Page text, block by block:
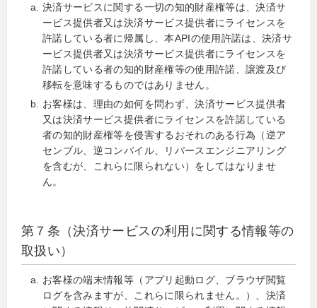
決済サービスに関する一切の知的財産権等は、決済サ
ービス提供者又は決済サービス提供者にライセンスを
許諾している者に帰属し、本APIの使用許諾は、決済サ
ービス提供者又は決済サービス提供者にライセンスを
許諾している者の知的財産権等の使用許諾、譲渡及び
移転を意味するものではありません。
お客様は、理由の如何を問わず、決済サービス提供者
又は決済サービス提供者にライセンスを許諾している
者の知的財産権等を侵害するおそれのある行為（逆ア
センブル、逆コンパイル、リバースエンジニアリング
を含むが、これらに限られない）をしてはなりませ
ん。
第７条（決済サービスの利用に関する情報等の
取扱い）
お客様の端末情報等（アプリ起動ログ、ブラウザ閲覧
ログを含みますが、これらに限られません。）、決済